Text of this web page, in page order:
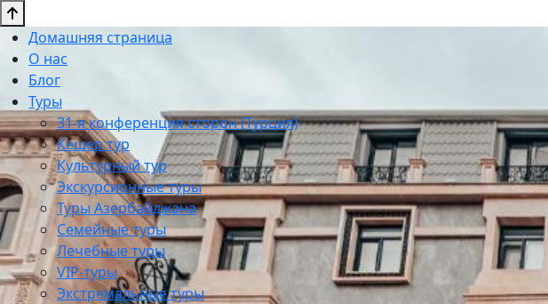
Домашняя страница
О нас
Блог
Туры
31-я конференция сторон (Турция)
Кешер тур
Культурный тур
Экскурсионные туры
Туры Азербайджана
Семейные туры
Лечебные туры
VIP-туры
Экстремальные туры